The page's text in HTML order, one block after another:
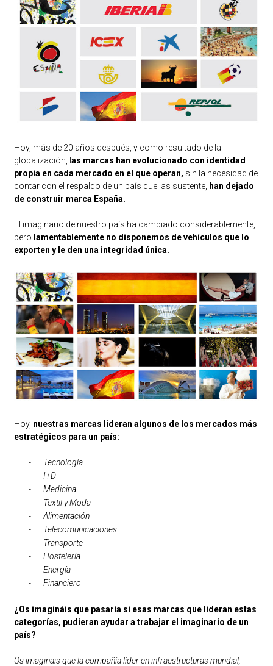
Hoy, más de 20 años después, y como resultado de la
globalización, l as marcas han evolucionado con identidad
propia en cada mercado en el que operan, sin la necesidad de
contar con el respaldo de un país que las sustente, han dejado
de construir marca España.
El imaginario de nuestro país ha cambiado considerablemente,
pero lamentablemente no disponemos de vehículos que lo
exporten y le den una integridad única.
Hoy, nuestras marcas lideran algunos de los mercados más
estratégicos para un país:
-
Tecnología
-
I+D
-
Medicina
-
Textil y Moda
-
Alimentación
-
Telecomunicaciones
-
Transporte
-
Hostelería
-
Energía
-
Financiero
¿Os imagináis que pasaría si esas marcas que lideran estas
categorías, pudieran ayudar a trabajar el imaginario de un
país?
Os imaginais que la compañía líder en infraestructuras mundial,